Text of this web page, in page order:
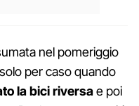
nel pomeriggio
per caso quando
la bici riversae poi